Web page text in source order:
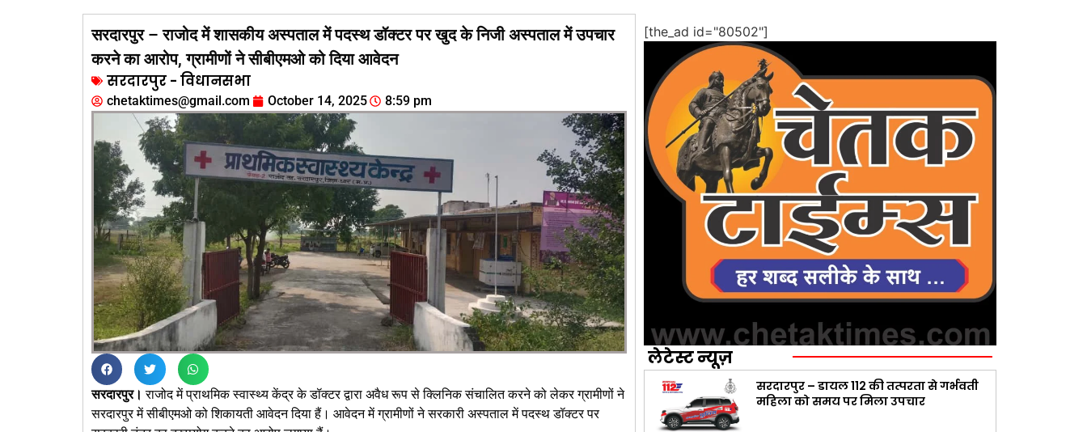
सरदारपुर – राजोद में शासकीय अस्पताल में पदस्थ डॉक्टर पर खुद के निजी अस्पताल में उपचार
करने का आरोप, ग्रामीणों ने सीबीएमओ को दिया आवेदन
सरदारपुर - विधानसभा
chetaktimes@gmail.com October 14, 2025 8:59 pm
सरदारपुर। राजोद में प्राथमिक स्वास्थ्य केंद्र के डॉक्टर द्वारा अवैध रूप से क्लिनिक संचालित करने को लेकर ग्रामीणों ने
सरदारपुर में सीबीएमओ को शिकायती आवेदन दिया हैं। आवेदन में ग्रामीणों ने सरकारी अस्पताल में पदस्थ डॉक्टर पर
[the_ad id="80502"]
लेटेस्ट न्यूज़
सरदारपुर – डायल 112 की तत्परता से गर्भवती
महिला को समय पर मिला उपचार